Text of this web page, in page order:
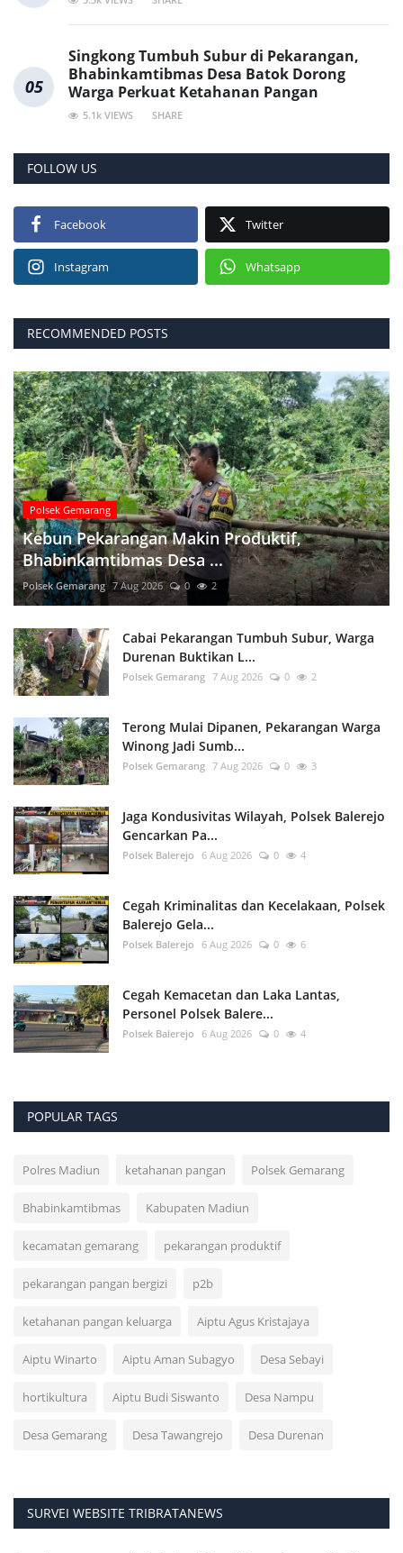
05
Singkong Tumbuh Subur di Pekarangan,
Bhabinkamtibmas Desa Batok Dorong
Warga Perkuat Ketahanan Pangan
5.1k VIEWS SHARE
FOLLOW US
Facebook Twitter
Instagram Whatsapp
RECOMMENDED POSTS
Polsek Gemarang
Kebun Pekarangan Makin Produktif,
Bhabinkamtibmas Desa ...
Polsek Gemarang 7 Aug 2026 0 2
Cabai Pekarangan Tumbuh Subur, Warga
Durenan Buktikan L...
Polsek Gemarang 7 Aug 2026 0 2
Terong Mulai Dipanen, Pekarangan Warga
Winong Jadi Sumb...
Polsek Gemarang 7 Aug 2026 0 3
Jaga Kondusivitas Wilayah, Polsek Balerejo
Gencarkan Pa...
Polsek Balerejo 6 Aug 2026 0 4
Cegah Kriminalitas dan Kecelakaan, Polsek
Balerejo Gela...
Polsek Balerejo 6 Aug 2026 0 6
Cegah Kemacetan dan Laka Lantas,
Personel Polsek Balere...
Polsek Balerejo 6 Aug 2026 0 4
POPULAR TAGS
Polres Madiun ketahanan pangan Polsek Gemarang
Bhabinkamtibmas Kabupaten Madiun
kecamatan gemarang pekarangan produktif
pekarangan pangan bergizi p2b
ketahanan pangan keluarga Aiptu Agus Kristajaya
Aiptu Winarto Aiptu Aman Subagyo Desa Sebayi
hortikultura Aiptu Budi Siswanto Desa Nampu
Desa Gemarang Desa Tawangrejo Desa Durenan
SURVEI WEBSITE TRIBRATANEWS